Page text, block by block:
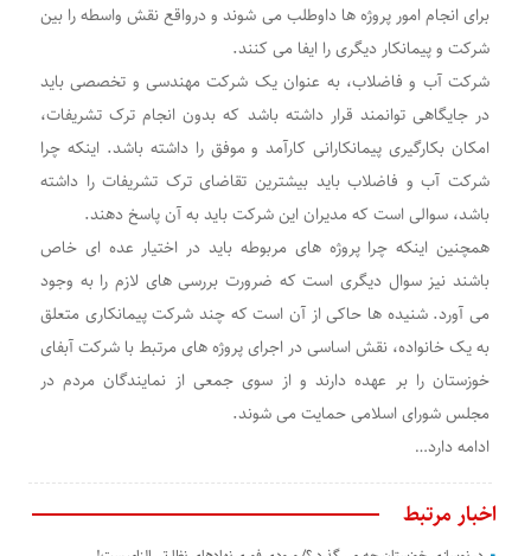
برای انجام امور پروژه ها داوطلب می شوند و درواقع نقش واسطه را بین
شرکت و پیمانکار دیگری را ایفا می کنند.
شرکت آب و فاضلاب، به عنوان یک شرکت مهندسی و تخصصی باید
در جایگاهی توانمند قرار داشته باشد که بدون انجام ترک تشریفات،
امکان بکارگیری پیمانکارانی کارآمد و موفق را داشته باشد. اینکه چرا
شرکت آب و فاضلاب باید بیشترین تقاضای ترک تشریفات را داشته
باشد، سوالی است که مدیران این شرکت باید به آن پاسخ دهند.
همچنین اینکه چرا پروژه های مربوطه باید در اختیار عده ای خاص
باشند نیز سوال دیگری است که ضرورت بررسی های لازم را به وجود
می آورد. شنیده ها حاکی از آن است که چند شرکت پیمانکاری متعلق
به یک خانواده، نقش اساسی در اجرای پروژه های مرتبط با شرکت آبفای
خوزستان را بر عهده دارند و از سوی جمعی از نمایندگان مردم در
مجلس شورای اسلامی حمایت می شوند.
ادامه دارد…
اخبار مرتبط